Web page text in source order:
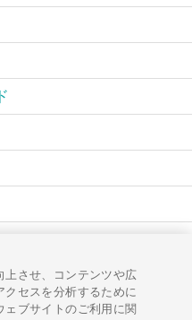
させ、コンテンツや広
セスを分析するために
ブサイトのご利用に関